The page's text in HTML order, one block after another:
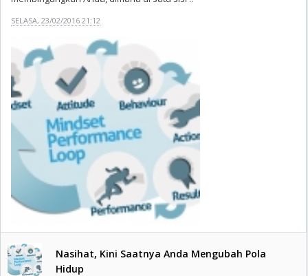
SELASA, 23/02/2016 21:12
Nasihat, Kini Saatnya Anda Mengubah Pola
Hidup